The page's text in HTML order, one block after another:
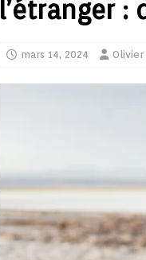
l’étranger
mars 14, 2024